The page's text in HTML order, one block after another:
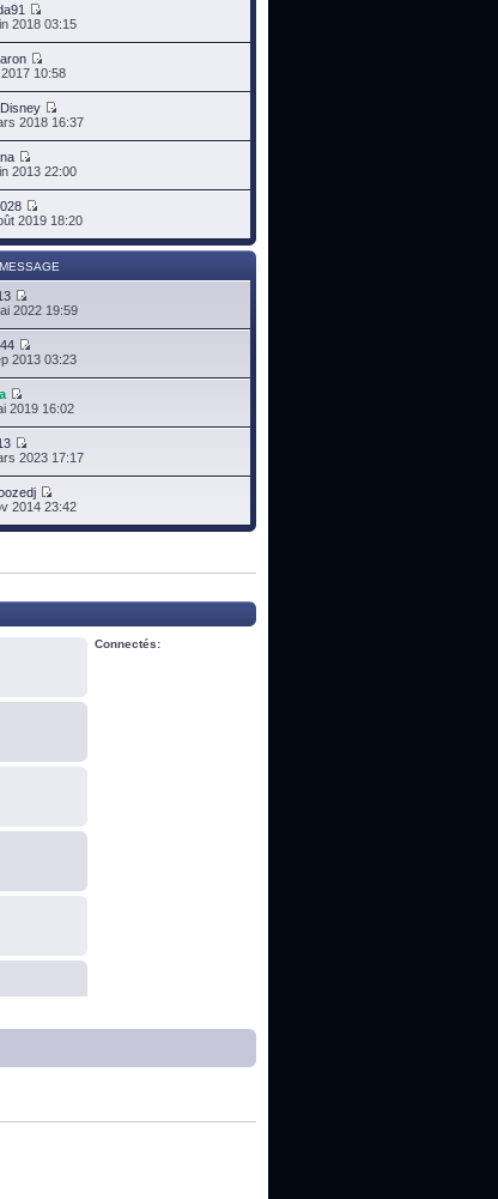
2018 03:15
10:58
2018 16:37
2013 22:00
2019 18:20
2022 19:59
2013 03:23
2019 16:02
2023 17:17
2014 23:42
Connectés: